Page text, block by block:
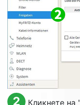
2 Кликнете на